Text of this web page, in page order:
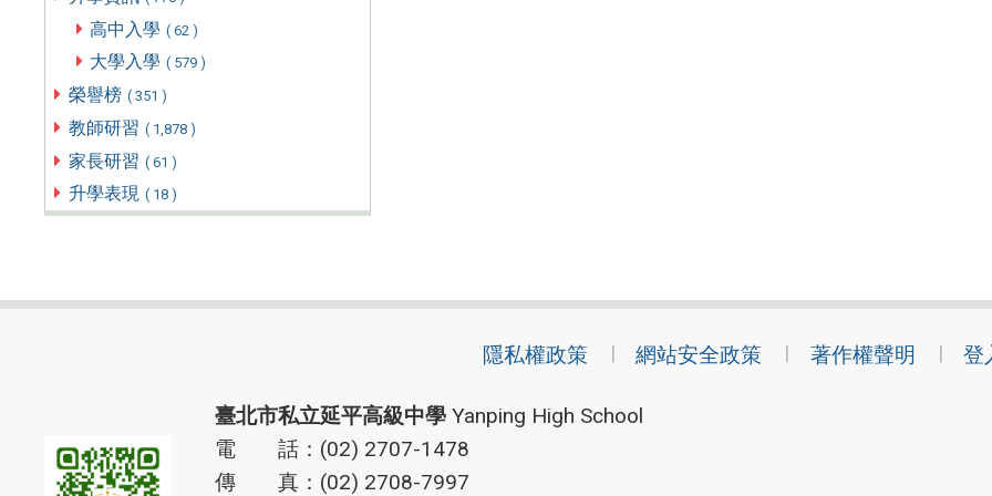
高中入學 ( 62 )
大學入學 ( 579 )
榮譽榜 ( 351 )
教師研習 ( 1,878 )
家長研習 ( 61 )
升學表現 ( 18 )
隱私權政策 網站安全政策 著作權聲明 登
臺北市私立延平高級中學Yanping High School
電 話：(02) 2707-1478
傳 真：(02) 2708-7997